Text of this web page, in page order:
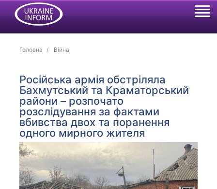
Головна Війна
Російська армія обстріляла
Бахмутський та Краматорський
райони – розпочато
розслідування за фактами
вбивства двох та поранення
одного мирного жителя